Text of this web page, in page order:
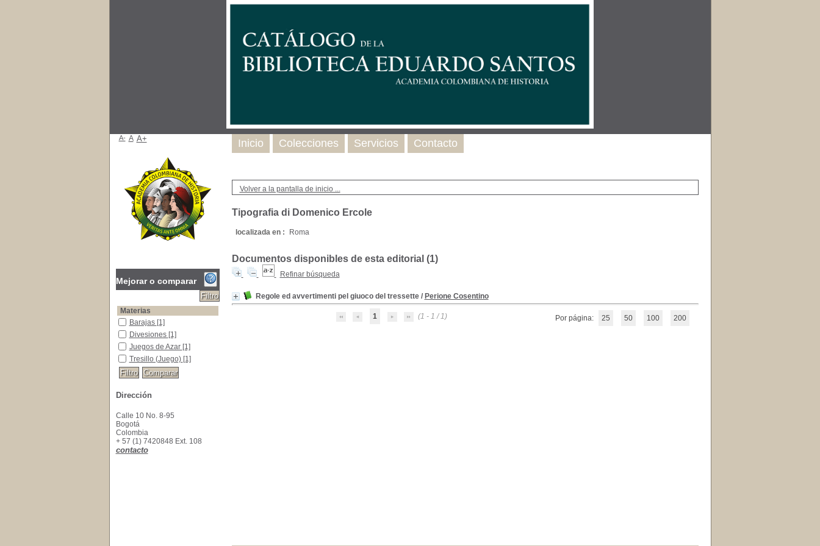
Volver a la pantalla de inicio ...
Tipografia di Domenico Ercole
localizada en : Roma
Documentos disponibles de esta editorial (1)
Refinar búsqueda
Regole ed avvertimenti pel giuoco del tressette/ Perione Cosentino
1 (1 - 1 / 1) Por página: 25 50 100 200
Inicio Colecciones Servicios Contacto
A- A A+
Mejorar o comparar
Materias
BarajasBarajas [1]
Divesiones
Divesiones [1]
Juegos de Azar
Juegos de Azar [1]
Tresillo (Juego)
Tresillo (Juego) [1]
Dirección
Calle 10 No. 8-95
Bogotá
Colombia
+ 57 (1) 7420848 Ext. 108
contacto